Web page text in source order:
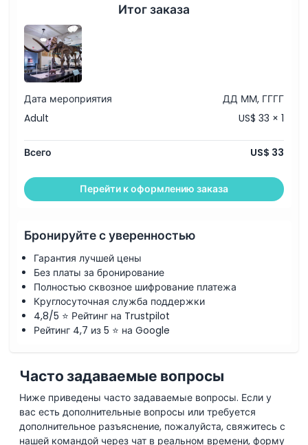
Итог заказа
Дата мероприятия
ДД ММ, ГГГГ
Adult
US$ 33 × 1
Всего US$ 33
Перейти к оформлению заказа
Бронируйте с уверенностью
Гарантия лучшей цены
Без платы за бронирование
Полностью сквозное шифрование платежа
Круглосуточная служба поддержки
4,8/5 ⭐ Рейтинг на Trustpilot
Рейтинг 4,7 из 5 ⭐ на Google
Часто задаваемые вопросы
Ниже приведены часто задаваемые вопросы. Если у
вас есть дополнительные вопросы или требуется
дополнительное разъяснение, пожалуйста, свяжитесь с
нашей командой через чат в реальном времени, форму